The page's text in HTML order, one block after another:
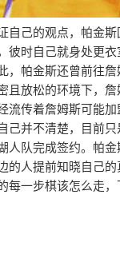
自己的观点，帕金
彼时自己就身处更
，帕金斯还曾前往
且放松的环境下，
流传着詹姆斯可能
己并不清楚，目前
人队完成签约。帕
的人提前知晓自己
每一步棋该怎么走